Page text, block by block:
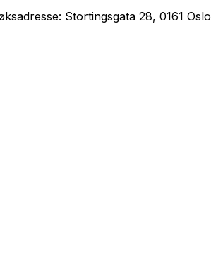
Stortingsgata 28, 0161 Oslo